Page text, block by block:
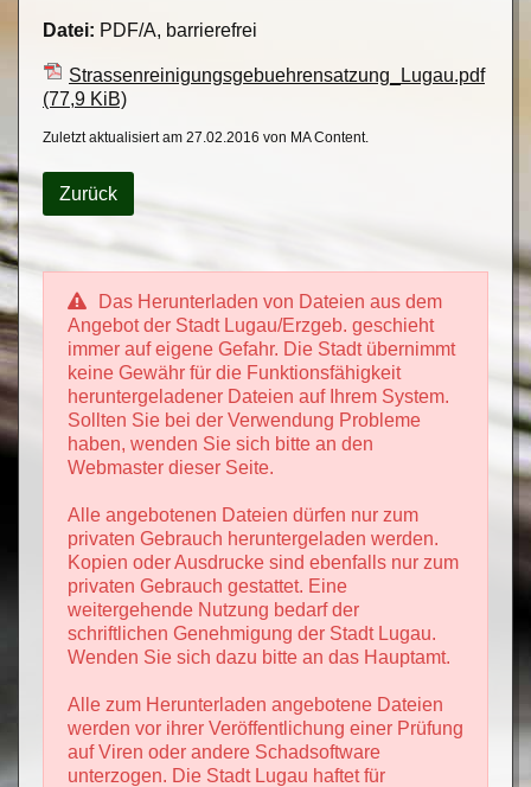
Datei: PDF/A, barrierefrei
Strassenreinigungsgebuehrensatzung_Lugau.pdf
(77,9 KiB)
Zuletzt aktualisiert am 27.02.2016 von MA Content.
Zurück
Das Herunterladen von Dateien aus dem
Angebot der Stadt Lugau/Erzgeb. geschieht
immer auf eigene Gefahr. Die Stadt übernimmt
keine Gewähr für die Funktionsfähigkeit
heruntergeladener Dateien auf Ihrem System.
Sollten Sie bei der Verwendung Probleme
haben, wenden Sie sich bitte an den
Webmaster dieser Seite.
Alle angebotenen Dateien dürfen nur zum
privaten Gebrauch heruntergeladen werden.
Kopien oder Ausdrucke sind ebenfalls nur zum
privaten Gebrauch gestattet. Eine
weitergehende Nutzung bedarf der
schriftlichen Genehmigung der Stadt Lugau.
Wenden Sie sich dazu bitte an das Hauptamt.
Alle zum Herunterladen angebotene Dateien
werden vor ihrer Veröffentlichung einer Prüfung
auf Viren oder andere Schadsoftware
unterzogen. Die Stadt Lugau haftet für